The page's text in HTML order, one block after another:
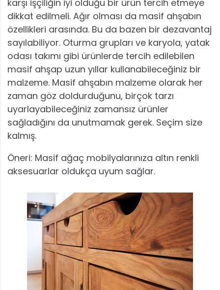
karşı işçiliğin iyi olduğu bir ürün tercih etmeye
dikkat edilmeli. Ağır olması da masif ahşabın
özellikleri arasında. Bu da bazen bir dezavantaj
sayılabiliyor. Oturma grupları ve karyola, yatak
odası takımı gibi ürünlerde tercih edilebilen
masif ahşap uzun yıllar kullanabileceğiniz bir
malzeme. Masif ahşabın malzeme olarak her
zaman göz doldurduğunu, birçok tarzı
uyarlayabileceğiniz zamansız ürünler
sağladığını da unutmamak gerek. Seçim size
kalmış.
Öneri: Masif ağaç mobilyalarınıza altın renkli
aksesuarlar oldukça uyum sağlar.